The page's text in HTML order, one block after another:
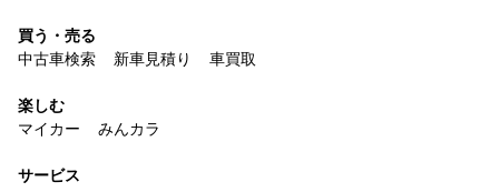
買う・売る
中古車検索
新車見積り 車買取
楽しむ
マイカー
みんカラ
サービス